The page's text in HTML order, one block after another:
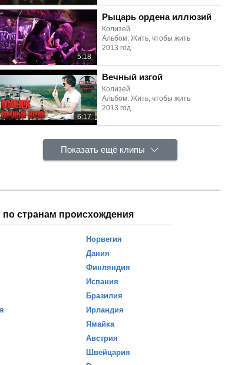
5:18
Рыцарь ордена иллюзий
Колизей
Альбом: Жить, чтобы жить
2013 год
6:17
Вечный изгой
Колизей
Альбом: Жить, чтобы жить
2013 год
Показать ещё клипы
по странам происхождения
Норвегия
Дания
Финляндия
Испания
Бразилия
Ирландия
Ямайка
Австрия
Швейцария